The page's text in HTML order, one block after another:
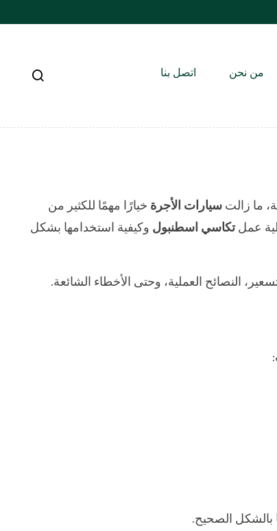
من نحن اتصل بنا
ما زالتسيارات الأجرةخيارًا مهمًا للكثير من
عملتكاسي اسطنبولوكيفية استخدامها بشكل
النصائح العملية، وحتى الأخطاء الشائعة.
بالشكل الصحيح.